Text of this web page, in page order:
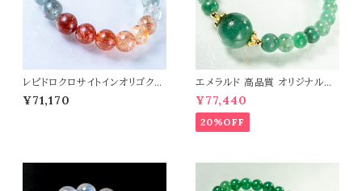
レピドロクロサイトインオリゴクレ
ース 10mm ブレスレット パワー
ストーン 天然石 t0467
¥71,170
エメラルド 高品質 オリジナルデ
ザイン ブレスレット パワーストー
ン 天然石 t0545
¥77,440
20%OFF